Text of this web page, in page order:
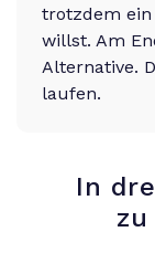
trotzdem ein
willst. Am
Alternative.
laufen.
In